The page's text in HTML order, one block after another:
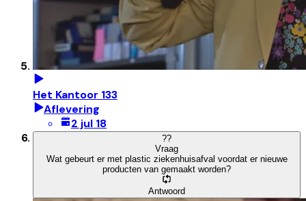
Het Kantoor 133
Aflevering
2 jul 18
??
Vraag
Wat gebeurt er met plastic ziekenhuisafval voordat er nieuwe
producten van gemaakt worden?
Antwoord